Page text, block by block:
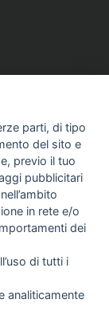
parti, di tipo
del sito e
previo il tuo
pubblicitari
in rete e/o
dei
di tutti i
analiticamente